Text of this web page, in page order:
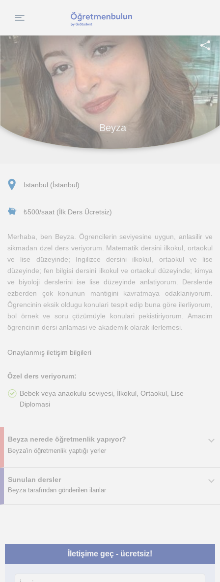
Beyza
Istanbul (İstanbul)
₺500/saat (İlk Ders Ücretsiz)
Merhaba, ben Beyza. Ögrencilerin seviyesine uygun, anlasilir ve
sikmadan özel ders veriyorum. Matematik dersini ilkokul, ortaokul
ve lise düzeyinde; Ingilizce dersini ilkokul, ortaokul ve lise
düzeyinde; fen bilgisi dersini ilkokul ve ortaokul düzeyinde; kimya
ve biyoloji derslerini ise lise düzeyinde anlatiyorum. Derslerde
ezberden çok konunun mantigini kavratmaya odaklaniyorum.
Ögrencinin eksik oldugu konulari tespit edip buna göre ilerliyorum,
bol örnek ve soru çözümüyle konulari pekistiriyorum. Amacim
ögrencinin dersi anlamasi ve akademik olarak ilerlemesi.
Onaylanmış iletişim bilgileri
Özel ders veriyorum:
Bebek veya anaokulu seviyesi, İlkokul, Ortaokul, Lise
Diplomasi
Beyza nerede öğretmenlik yapıyor?
Beyza'in öğretmenlik yaptığı yerler
Sunulan dersler
Beyza tarafından gönderilen ilanlar
İletişime geç - ücretsiz!